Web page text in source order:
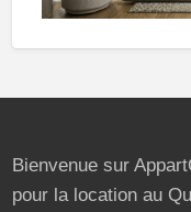
Bienvenue sur
pour la location au